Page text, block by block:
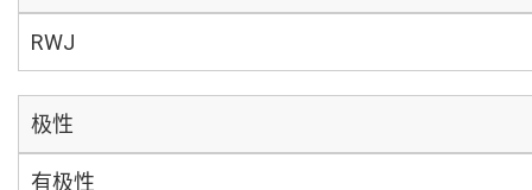
RWJ
极性
有极性